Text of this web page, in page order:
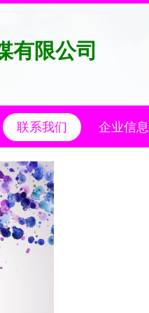
有限公司
联系我们 企业信息